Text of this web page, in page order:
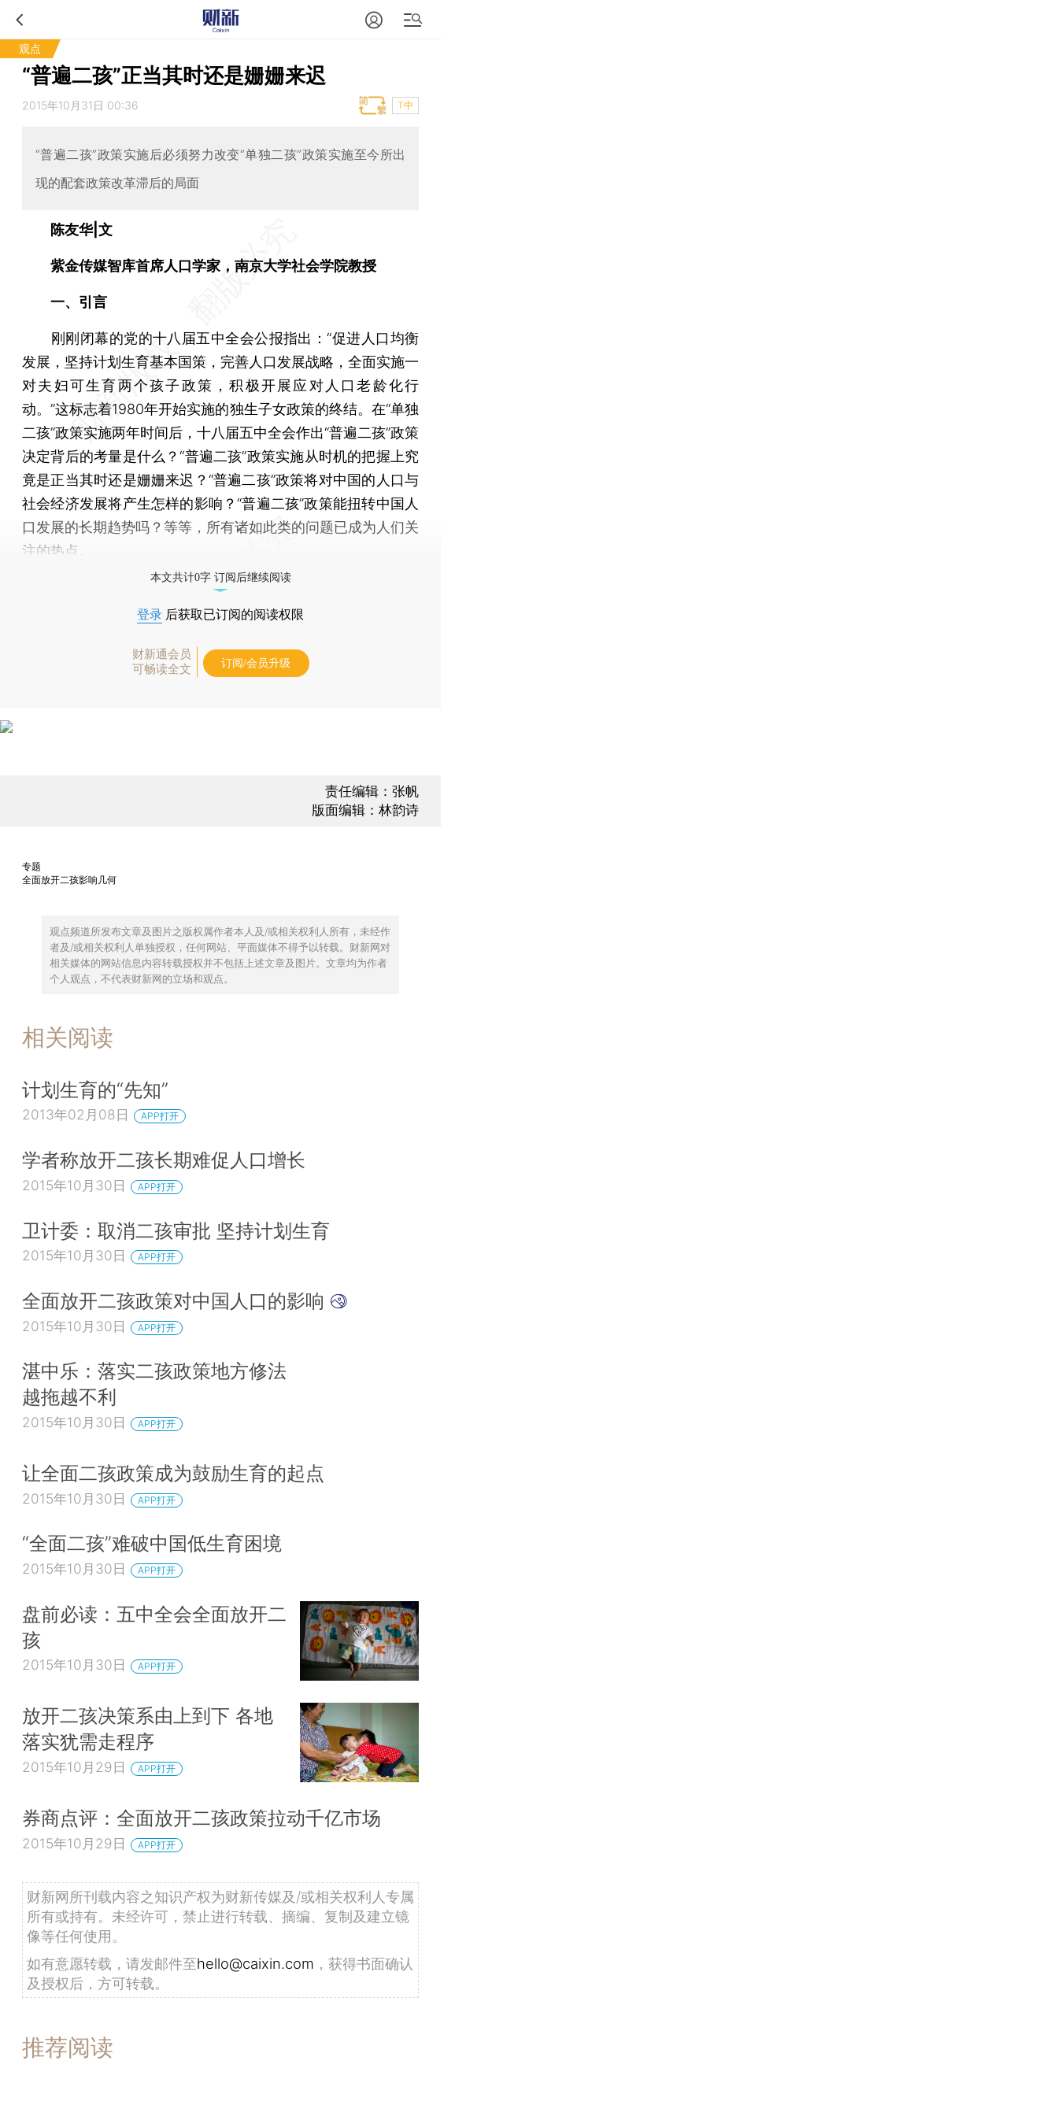
观点
“普遍二孩”正当其时还是姗姗来迟
2015年10月31日 00:36 T中
“普遍二孩”政策实施后必须努力改变“单独二孩”政策实施至今所出
现的配套政策改革滞后的局面
陈友华|文
紫金传媒智库首席人口学家，南京大学社会学院教授
一、引言
刚刚闭幕的党的十八届五中全会公报指出：“促进人口均衡
发展，坚持计划生育基本国策，完善人口发展战略，全面实施一
对夫妇可生育两个孩子政策，积极开展应对人口老龄化行
动。”这标志着1980年开始实施的独生子女政策的终结。在“单独
二孩”政策实施两年时间后，十八届五中全会作出“普遍二孩”政策
决定背后的考量是什么？“普遍二孩”政策实施从时机的把握上究
竟是正当其时还是姗姗来迟？“普遍二孩”政策将对中国的人口与
社会经济发展将产生怎样的影响？“普遍二孩”政策能扭转中国人
口发展的长期趋势吗？等等，所有诸如此类的问题已成为人们关
注的热点。
本文共计0字 订阅后继续阅读
登录 后获取已订阅的阅读权限
财新通会员
可畅读全文
订阅/会员升级
责任编辑：张帆
版面编辑：林韵诗
专题
全面放开二孩影响几何
观点频道所发布文章及图片之版权属作者本人及/或相关权利人所有，未经作
者及/或相关权利人单独授权，任何网站、平面媒体不得予以转载。财新网对
相关媒体的网站信息内容转载授权并不包括上述文章及图片。文章均为作者
个人观点，不代表财新网的立场和观点。
相关阅读
计划生育的“先知”
2013年02月08日 APP打开
学者称放开二孩长期难促人口增长
2015年10月30日 APP打开
卫计委：取消二孩审批 坚持计划生育
2015年10月30日 APP打开
全面放开二孩政策对中国人口的影响
2015年10月30日 APP打开
湛中乐：落实二孩政策地方修法
越拖越不利
2015年10月30日 APP打开
让全面二孩政策成为鼓励生育的起点
2015年10月30日 APP打开
“全面二孩”难破中国低生育困境
2015年10月30日 APP打开
盘前必读：五中全会全面放开二
孩
2015年10月30日 APP打开
放开二孩决策系由上到下 各地
落实犹需走程序
2015年10月29日 APP打开
券商点评：全面放开二孩政策拉动千亿市场
2015年10月29日 APP打开
财新网所刊载内容之知识产权为财新传媒及/或相关权利人专属
所有或持有。未经许可，禁止进行转载、摘编、复制及建立镜
像等任何使用。
如有意愿转载，请发邮件至hello@caixin.com ，获得书面确认
及授权后，方可转载。
推荐阅读